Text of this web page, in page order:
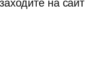
на сайт